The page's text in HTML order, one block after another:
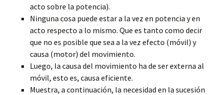
acto sobre la potencia).
Ninguna cosa puede estar a la vez en potencia y en
acto respecto a lo mismo. Que es tanto como decir
que no es posible que sea a la vez efecto (móvil) y
causa (motor) del movimiento.
Luego, la causa del movimiento ha de ser externa al
móvil, esto es, causa eficiente.
Muestra, a continuación, la necesidad en la sucesión